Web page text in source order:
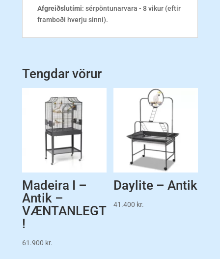
Afgreiðslutími: sérpöntunarvara - 8 vikur (eftir
framboði hverju sinni).
Tengdar vörur
Madeira I –
Antik –
VÆNTANLEGT
!
61.900 kr.
Daylite – Antik
41.400 kr.